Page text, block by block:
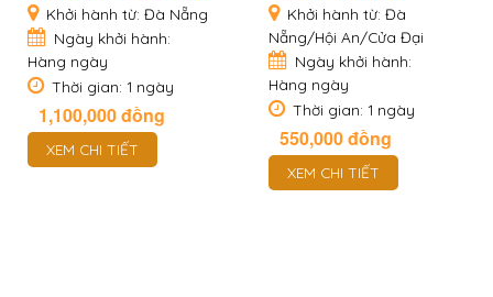
Khởi hành từ: Đà Nẵng
Ngày khởi hành:
Hàng ngày
Thời gian: 1 ngày
1,100,000đồng
XEM CHI TIẾT
Khởi hành từ: Đà
Nẵng/Hội An/Cửa Đại
Ngày khởi hành:
Hàng ngày
Thời gian: 1 ngày
550,000đồng
XEM CHI TIẾT